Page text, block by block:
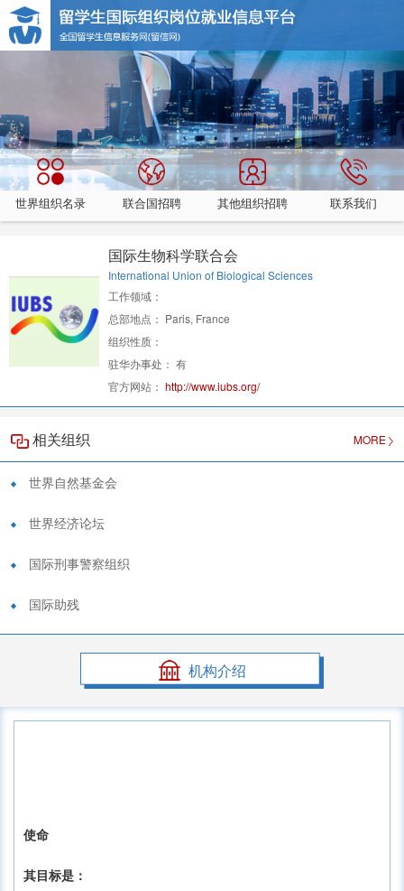
世界组织名录 联合国招聘 其他组织招聘 联系我们
国际生物科学联合会
International Union of Biological Sciences
工作领域：
总部地点： Paris, France
组织性质：
驻华办事处： 有
官方网站： http://www.iubs.org/
相关组织 MORE
世界自然基金会
世界经济论坛
国际刑事警察组织
国际助残
机构介绍
使命
其目标是：